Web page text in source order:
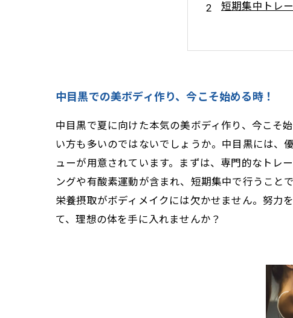
短期集中トレ
専門家が選ん
食事とトレー
中目黒のパー
夏までに目指
中目黒での美ボディ作り、今こそ始める時！
中目黒で夏に向けた本気の美ボディ作り、今こそ
い方も多いのではないでしょうか。中目黒には、
ューが用意されています。まずは、専門的なトレ
ングや有酸素運動が含まれ、短期集中で行うこと
栄養摂取がボディメイクには欠かせません。努力
て、理想の体を手に入れませんか？